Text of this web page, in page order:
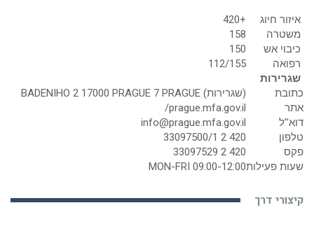
איזור חיוג
+420
משטרה
158
כיבוי אש
150
רפואה
112/155
שגרירות
כתובת
(שגרירות) BADENIHO 2 17000 PRAGUE 7 PRAGUE
אתר
prague.mfa.gov.il/
דוא’’ל
info@prague.mfa.gov.il
טלפון
420 2 33097500/1
פקס
420 2 33097529
שעות פעילותMON-FRI 09:00-12:00
קיצורי דרך